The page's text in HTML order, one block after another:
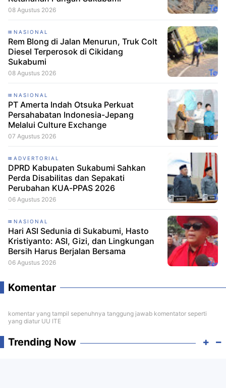
08 Agustus 2026
NASIONAL
Rem Blong di Jalan Menurun, Truk Colt
Diesel Terperosok di Cikidang
Sukabumi
08 Agustus 2026
NASIONAL
PT Amerta Indah Otsuka Perkuat
Persahabatan Indonesia-Jepang
Melalui Culture Exchange
07 Agustus 2026
ADVERTORIAL
DPRD Kabupaten Sukabumi Sahkan
Perda Disabilitas dan Sepakati
Perubahan KUA-PPAS 2026
06 Agustus 2026
NASIONAL
Hari ASI Sedunia di Sukabumi, Hasto
Kristiyanto: ASI, Gizi, dan Lingkungan
Bersih Harus Berjalan Bersama
06 Agustus 2026
Komentar
komentar yang tampil sepenuhnya tanggung jawab komentator seperti
yang diatur UU ITE
Trending Now